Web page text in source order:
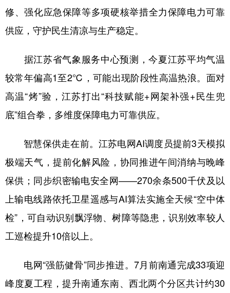
学术中国 乡村振兴 银龄 溯源中国
城市 旅游
公益 一带一路 亚太网 上市公司
文化产业
北京 河北 山西
辽宁 吉林 上海 江苏
浙江 安徽 福建 江西
山东 河南 湖北 湖南
广东 广西
四川 贵州 云南 西藏
陕西 甘肃 青海 宁夏
修、强化应急保障等多项硬核举措全力保障电力可靠
供应，守护民生清凉与生产稳定。
据江苏省气象服务中心预测，今夏江苏平均气温
较常年偏高1至2℃，可能出现阶段性高温热浪。面对
高温“烤”验，江苏打出“科技赋能+网架补强+民生兜
底”组合拳，多维度保障电力可靠供应。
智慧保供走在前。江苏电网AI调度员提前3天模拟
极端天气，提前化解风险，协同推进午间消纳与晚峰
保供；同步织密输电安全网——270余条500千伏及以
上输电线路依托卫星遥感与AI算法实施全天候“空中体
检”，可自动识别飘浮物、树障等隐患，识别效率较人
工巡检提升10倍以上。
电网“强筋健骨”同步推进。7月前南通完成33项迎
峰度夏工程，提升南通东南、西北两个分区共计约30